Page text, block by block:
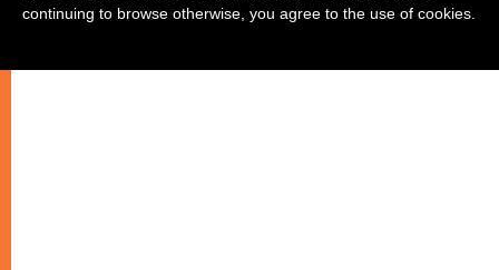
continuing to browse otherwise, you agree to the use of cookies.